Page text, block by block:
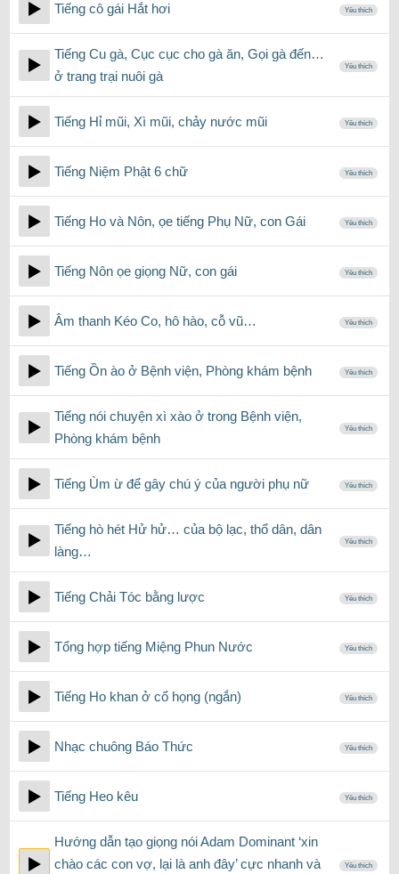
Tiếng cô gái Hắt hơi Yêu thích
Tiếng Cu gà, Cục cục cho gà ăn, Gọi gà đến…
ở trang trại nuôi gà
Yêu thích
Tiếng Hỉ mũi, Xì mũi, chảy nước mũi Yêu thích
Tiếng Niệm Phật 6 chữ Yêu thích
Tiếng Ho và Nôn, ọe tiếng Phụ Nữ, con Gái Yêu thích
Tiếng Nôn ọe giọng Nữ, con gái Yêu thích
Âm thanh Kéo Co, hô hào, cỗ vũ… Yêu thích
Tiếng Ồn ào ở Bệnh viện, Phòng khám bệnh Yêu thích
Tiếng nói chuyện xì xào ở trong Bệnh viện,
Phòng khám bệnh
Yêu thích
Tiếng Ùm ừ để gây chú ý của người phụ nữ Yêu thích
Tiếng hò hét Hử hử… của bộ lạc, thổ dân, dân
làng…
Yêu thích
Tiếng Chải Tóc bằng lược Yêu thích
Tổng hợp tiếng Miệng Phun Nước Yêu thích
Tiếng Ho khan ở cổ họng (ngắn) Yêu thích
Nhạc chuông Báo Thức Yêu thích
Tiếng Heo kêu Yêu thích
Hướng dẫn tạo giọng nói Adam Dominant ‘xin
chào các con vợ, lại là anh đây’ cực nhanh và
Yêu thích